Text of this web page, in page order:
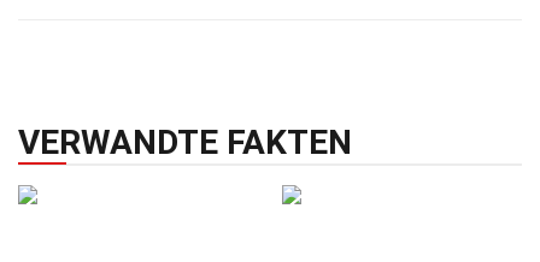
VERWANDTE FAKTEN